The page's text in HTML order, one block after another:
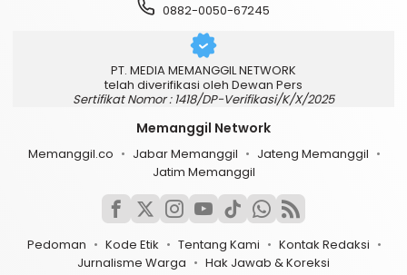
0882-0050-67245
PT. MEDIA MEMANGGIL NETWORK
telah diverifikasi oleh Dewan Pers
Sertifikat Nomor : 1418/DP-Verifikasi/K/X/2025
Memanggil Network
Memanggil.co Jabar Memanggil
Jateng Memanggil
Jatim Memanggil
Pedoman Kode Etik Tentang Kami
Kontak Redaksi
Jurnalisme Warga
Hak Jawab & Koreksi